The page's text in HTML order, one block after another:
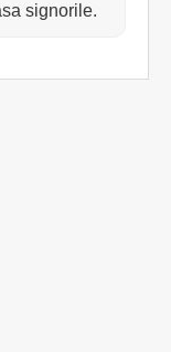
signorile.